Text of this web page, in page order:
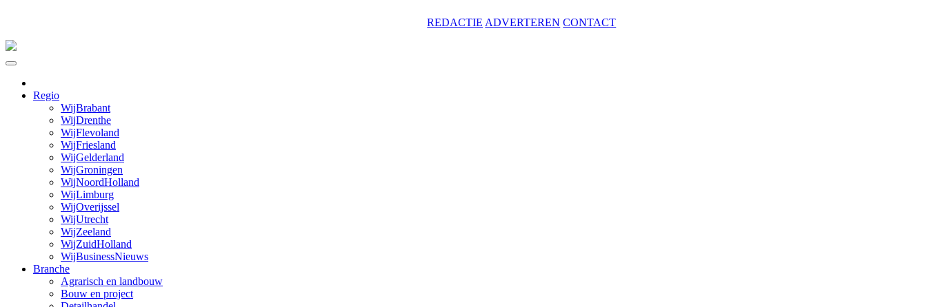
REDACTIE ADVERTEREN CONTACT
Regio
WijBrabant
WijDrenthe
WijFlevoland
WijFriesland
WijGelderland
WijGroningen
WijNoordHolland
WijLimburg
WijOverijssel
WijUtrecht
WijZeeland
WijZuidHolland
WijBusinessNieuws
Branche
Agrarisch en landbouw
Bouw en project